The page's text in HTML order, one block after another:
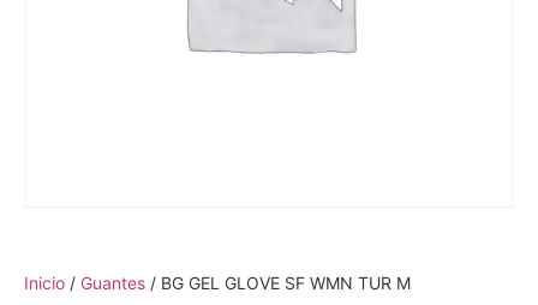
Inicio / Guantes / BG GEL GLOVE SF WMN TUR M